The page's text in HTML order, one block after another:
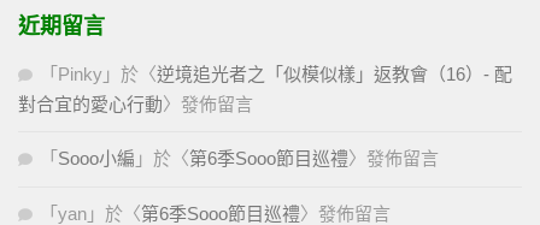
近期留言
「 Pinky 」於〈逆境追光者之「似模似樣」返教會（16）- 配
對合宜的愛心行動〉發佈留言
「 Sooo小編 」於〈第6季Sooo節目巡禮〉發佈留言
「 yan 」於〈第6季Sooo節目巡禮〉發佈留言